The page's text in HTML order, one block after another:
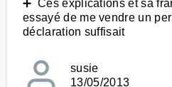
➕ Ces explications et sa
essayé de me vendre un
déclaration suffisait
susie
13/05/2013